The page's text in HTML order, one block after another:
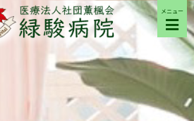
メニュー
ご来院の方へ
病院について